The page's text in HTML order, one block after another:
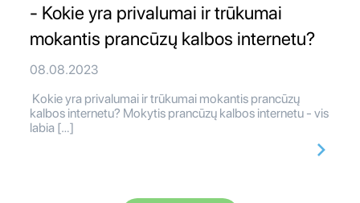
- Kokie yra privalumai ir trūkumai
mokantis prancūzų kalbos internetu?
08.08.2023
Kokie yra privalumai ir trūkumai mokantis prancūzų
kalbos internetu? Mokytis prancūzų kalbos internetu - vis
labia […]